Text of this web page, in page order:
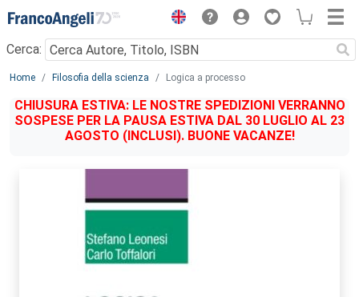
Menu
Cerca:
Main content
Home Filosofia della scienza Logica a processo
CHIUSURA ESTIVA: LE NOSTRE SPEDIZIONI VERRANNO
SOSPESE PER LA PAUSA ESTIVA DAL 30 LUGLIO AL 23
AGOSTO (INCLUSI). BUONE VACANZE!